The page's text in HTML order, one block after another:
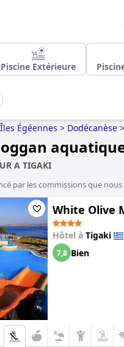
Piscine Extérieure
Îles Égéennes > Dodécanèse >
A TIGAKI
par les commissions que
White Olive
Hôtel à Tigaki
7,8 Bien